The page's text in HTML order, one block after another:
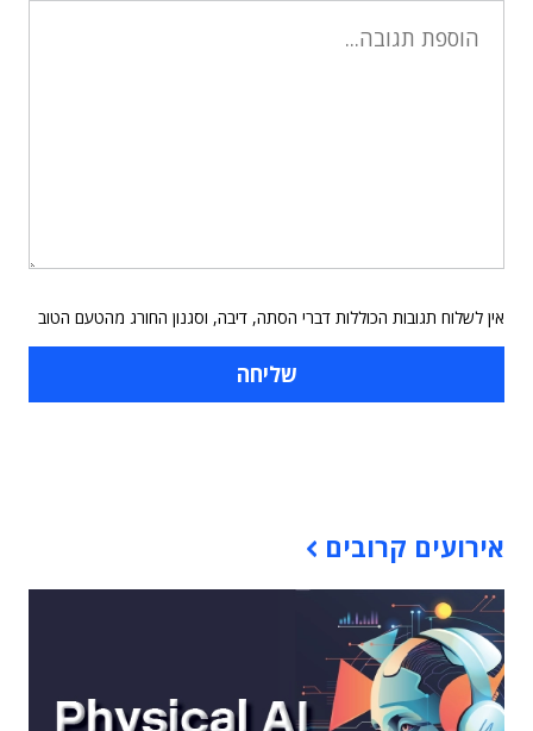
אין לשלוח תגובות הכוללות דברי הסתה, דיבה, וסגנון החורג מהטעם הטוב
אירועים קרובים